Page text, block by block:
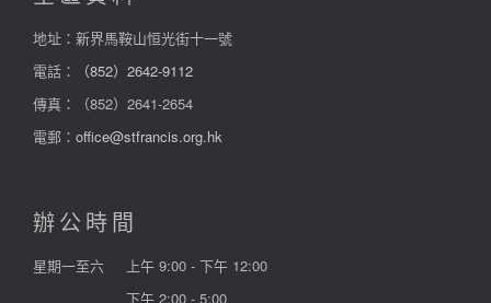
地址：新界馬鞍山恒光街十一號
電話：
（852）2642-9112
傳真：（852）2641-2654
電郵： office@stfrancis.org.hk
辦公時間
星期一至六
上午 9:00 - 下午 12:00
下午 2:00 - 5:00